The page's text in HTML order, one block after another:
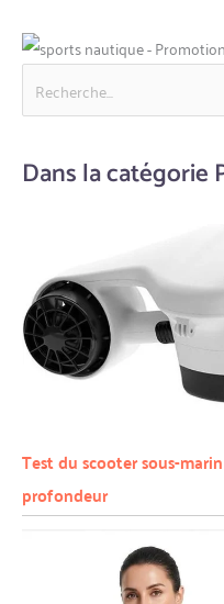
Dans la catégorie
Test du scooter sous-
profondeur